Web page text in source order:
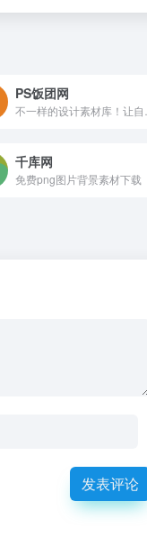
PS饭团网
千库网
免费png图片背景素材下载
发表评论